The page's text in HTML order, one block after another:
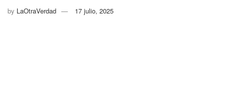
by LaOtraVerdad 17 julio, 2025